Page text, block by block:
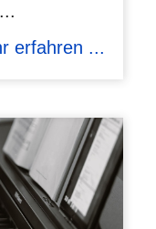
erfahren ...